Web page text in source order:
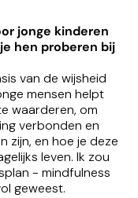
jonge kinderen
hen proberen bij
van de wijsheid
mensen helpt
waarderen, om
verbonden en
zijn, en hoe je deze
leven. Ik zou
- mindfulness
geweest.